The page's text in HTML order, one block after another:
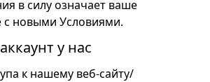
в силу означает ваше
с новыми Условиями.
у нас
к нашему веб-сайту/